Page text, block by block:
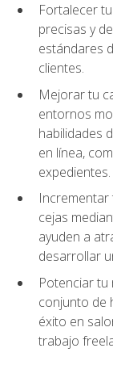
Fortalecer
precisas y
estándares
clientes.
Mejorar tu
entornos
habilidades
en línea,
expedientes.
Incrementar
cejas
ayuden a
desarrollar
Potenciar tu
conjunto de
éxito en
trabajo